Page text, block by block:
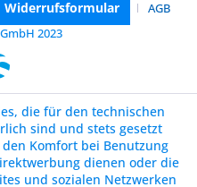
Widerrufsformular
AGB
2023
die für den technischen
sind und stets gesetzt
Komfort bei Benutzung
dienen oder die
und sozialen Netzwerken